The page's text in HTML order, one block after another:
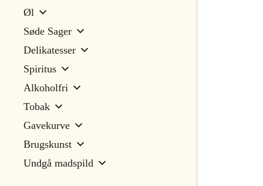
Øl
Søde Sager
Delikatesser
Spiritus
Alkoholfri
Tobak
Gavekurve
Brugskunst
Undgå madspild